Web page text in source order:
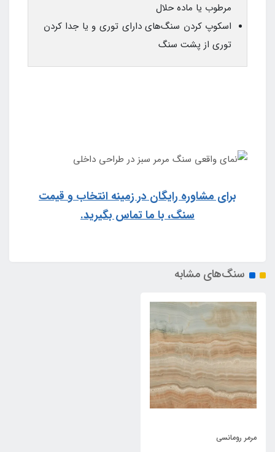
مرطوب یا ماده حلال
اسکوپ کردن سنگ‌های دارای توری و یا جدا کردن
توری از پشت سنگ
برای مشاوره رایگان در زمینه انتخاب و قیمت
سنگ، با ما تماس بگیرید.
سنگ‌های مشابه
مرمر رومانسی